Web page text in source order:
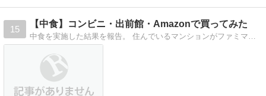
15
【中食】コンビニ・出前館・Amazonで買ってみた
中食を実施した結果を報告。 住んでいるマンションがファミマとセブンに挟まれており、ローソンも3分圏内にあります。出前館プレミアム会員です。